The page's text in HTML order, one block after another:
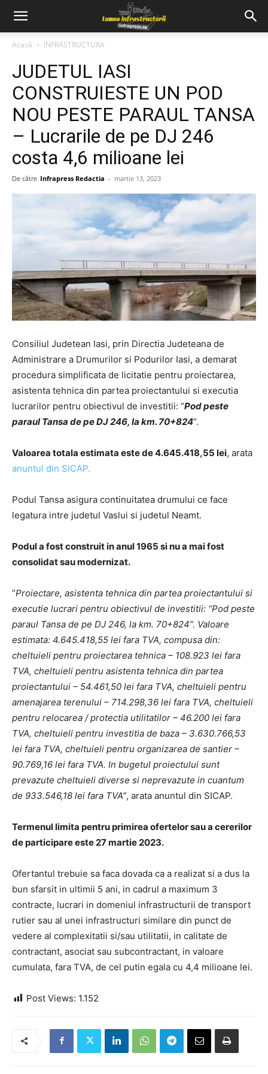
Acasă INFRASTRUCTURA
JUDETUL IASI
CONSTRUIESTE UN POD
NOU PESTE PARAUL TANSA
– Lucrarile de pe DJ 246
costa 4,6 milioane lei
De către Infrapress Redactia - martie 13, 2023
Consiliul Judetean Iasi, prin Directia Judeteana de
Administrare a Drumurilor si Podurilor Iasi, a demarat
procedura simplificata de licitatie pentru proiectarea,
asistenta tehnica din partea proiectantului si executia
lucrarilor pentru obiectivul de investitii: “Pod peste
paraul Tansa de pe DJ 246, la km. 70+824“.
Valoarea totala estimata este de 4.645.418,55 lei, arata
anuntul din SICAP.
Podul Tansa asigura continuitatea drumului ce face
legatura intre judetul Vaslui si judetul Neamt.
Podul a fost construit in anul 1965 si nu a mai fost
consolidat sau modernizat.
”Proiectare, asistenta tehnica din partea proiectantului si
executie lucrari pentru obiectivul de investitii: “Pod peste
paraul Tansa de pe DJ 246, la km. 70+824”. Valoare
estimata: 4.645.418,55 lei fara TVA, compusa din:
cheltuieli pentru proiectarea tehnica – 108.923 lei fara
TVA, cheltuieli pentru asistenta tehnica din partea
proiectantului – 54.461,50 lei fara TVA, cheltuieli pentru
amenajarea terenului – 714.298,36 lei fara TVA, cheltuieli
pentru relocarea / protectia utilitatilor – 46.200 lei fara
TVA, cheltuieli pentru investitia de baza – 3.630.766,53
lei fara TVA, cheltuieli pentru organizarea de santier –
90.769,16 lei fara TVA. In bugetul proiectului sunt
prevazute cheltuieli diverse si neprevazute in cuantum
de 933.546,18 lei fara TVA”, arata anuntul din SICAP.
Termenul limita pentru primirea ofertelor sau a cererilor
de participare este 27 martie 2023.
Ofertantul trebuie sa faca dovada ca a realizat si a dus la
bun sfarsit in ultimii 5 ani, in cadrul a maximum 3
contracte, lucrari in domeniul infrastructurii de transport
rutier sau al unei infrastructuri similare din punct de
vedere al complexitatii si/sau utilitatii, in calitate de
contractant, asociat sau subcontractant, in valoare
cumulata, fara TVA, de cel putin egala cu 4,4 milioane lei.
Post Views: 1.152